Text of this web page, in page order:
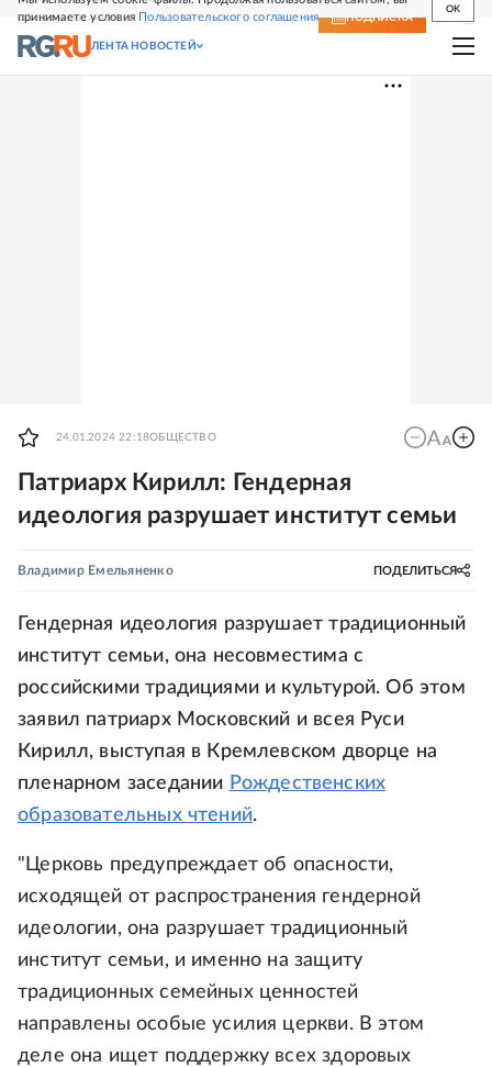
принимаете условия Пользовательского соглашения
OK
СВЕЖИЙ НОМЕР ПОДПИСКА
ЛЕНТА НОВОСТЕЙ
24.01.2024 22:18ОБЩЕСТВО
Патриарх Кирилл: Гендерная
идеология разрушает институт семьи
Владимир Емельяненко ПОДЕЛИТЬСЯ
Гендерная идеология разрушает традиционный
институт семьи, она несовместима с
российскими традициями и культурой. Об этом
заявил патриарх Московский и всея Руси
Кирилл, выступая в Кремлевском дворце на
пленарном заседании Рождественских
образовательных чтений.
"Церковь предупреждает об опасности,
исходящей от распространения гендерной
идеологии, она разрушает традиционный
институт семьи, и именно на защиту
традиционных семейных ценностей
направлены особые усилия церкви. В этом
деле она ищет поддержку всех здоровых